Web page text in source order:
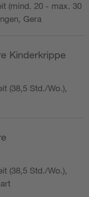
(mind. 20 - max. 30
Gera
Kinderkrippe
(38,5 Std./Wo.),
(38,5 Std./Wo.),